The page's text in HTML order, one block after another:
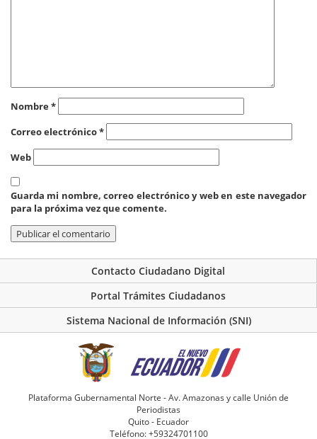
Nombre*
Correo electrónico*
Web
Guarda mi nombre, correo electrónico y web en este navegador
para la próxima vez que comente.
Contacto Ciudadano Digital
Portal Trámites Ciudadanos
Sistema Nacional de Información (SNI)
Plataforma Gubernamental Norte - Av. Amazonas y calle Unión de
Periodistas
Quito - Ecuador
Teléfono: +59324701100